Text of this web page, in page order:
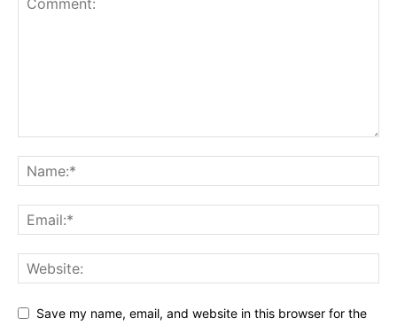
Save my name, email, and website in this browser for the